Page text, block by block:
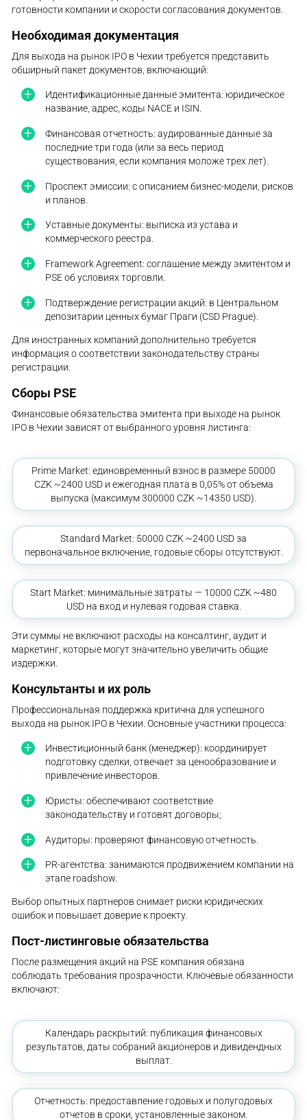
готовности компании и скорости согласования документов.
Необходимая документация
Для выхода на рынок IPO в Чехии требуется представить
обширный пакет документов, включающий:
Идентификационные данные эмитента: юридическое
название, адрес, коды NACE и ISIN.
Финансовая отчетность: аудированные данные за
последние три года (или за весь период
существования, если компания моложе трех лет).
Проспект эмиссии: с описанием бизнес-модели, рисков
и планов.
Уставные документы: выписка из устава и
коммерческого реестра.
Framework Agreement: соглашение между эмитентом и
PSE об условиях торговли.
Подтверждение регистрации акций: в Центральном
депозитарии ценных бумаг Праги (CSD Prague).
Для иностранных компаний дополнительно требуется
информация о соответствии законодательству страны
регистрации.
Сборы PSE
Финансовые обязательства эмитента при выходе на рынок
IPO в Чехии зависят от выбранного уровня листинга:
Prime Market: единовременный взнос в размере 50000
CZK ~2400 USD и ежегодная плата в 0,05% от объема
выпуска (максимум 300000 CZK ~14350 USD).
Standard Market: 50000 CZK ~2400 USD за
первоначальное включение, годовые сборы отсутствуют.
Start Market: минимальные затраты — 10000 CZK ~480
USD на вход и нулевая годовая ставка.
Эти суммы не включают расходы на консалтинг, аудит и
маркетинг, которые могут значительно увеличить общие
издержки.
Консультанты и их роль
Профессиональная поддержка критична для успешного
выхода на рынок IPO в Чехии. Основные участники процесса:
Инвестиционный банк (менеджер): координирует
подготовку сделки, отвечает за ценообразование и
привлечение инвесторов.
Юристы: обеспечивают соответствие
законодательству и готовят договоры;
Аудиторы: проверяют финансовую отчетность.
PR-агентства: занимаются продвижением компании на
этапе roadshow.
Выбор опытных партнеров снимает риски юридических
ошибок и повышает доверие к проекту.
Пост-листинговые обязательства
После размещения акций на PSE компания обязана
соблюдать требования прозрачности. Ключевые обязанности
включают:
Календарь раскрытий: публикация финансовых
результатов, даты собраний акционеров и дивидендных
выплат.
Отчетность: предоставление годовых и полугодовых
отчетов в сроки, установленные законом.